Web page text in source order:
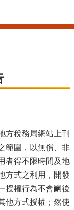
方稅務局網站上刊
範圍，以無償、非
者得不限時間及地
方式之利用，開發
授權行為不會嗣後
他方式授權；然使